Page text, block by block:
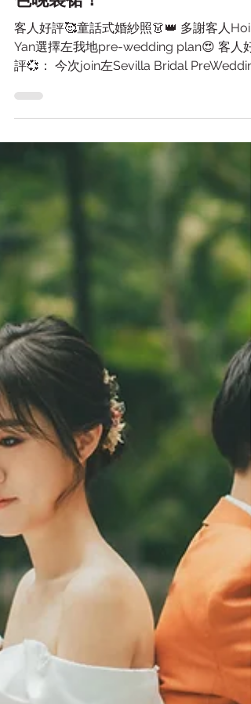
Dorothy: 好容易搵到心水
婚紗，特別鍾意佢哋嘅藍
色晚裝裙！
Yan選擇左我地pre-wedding plan😍 客人好
評💞： 今次join左Sevilla Bridal
一條龍，婚紗店婚紗選擇都多，而且佢哋都
以俾到我唔少意見，推介一啲適合嘅款式，